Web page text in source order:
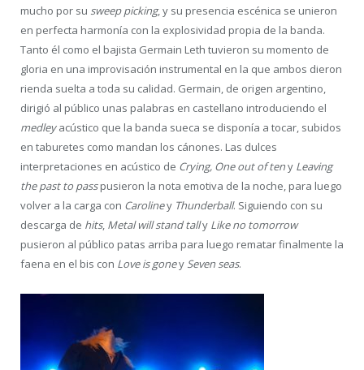
mucho por su sweep picking, y su presencia escénica se unieron
en perfecta harmonía con la explosividad propia de la banda.
Tanto él como el bajista Germain Leth tuvieron su momento de
gloria en una improvisación instrumental en la que ambos dieron
rienda suelta a toda su calidad. Germain, de origen argentino,
dirigió al público unas palabras en castellano introduciendo el
medleyacústico que la banda sueca se disponía a tocar, subidos
en taburetes como mandan los cánones. Las dulces
interpretaciones en acústico de Crying, One out of teny Leaving
the past to passpusieron la nota emotiva de la noche, para luego
volver a la carga con Caroliney Thunderball. Siguiendo con su
descarga de hits, Metal will stand tally Like no tomorrow
pusieron al público patas arriba para luego rematar finalmente la
faena en el bis con Love is goney Seven seas.